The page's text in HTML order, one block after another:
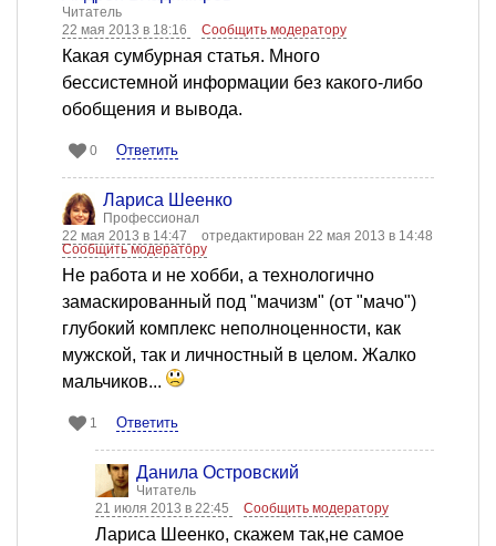
Читатель
22 мая 2013 в 18:16
Сообщить модератору
Какая сумбурная статья. Много
бессистемной информации без какого-либо
обобщения и вывода.
0 Ответить
Лариса Шеенко
Профессионал
22 мая 2013 в 14:47
отредактирован 22 мая 2013 в 14:48
Сообщить модератору
Не работа и не хобби, а технологично
замаскированный под "мачизм" (от "мачо")
глубокий комплекс неполноценности, как
мужской, так и личностный в целом. Жалко
мальчиков...
1 Ответить
Данила Островский
Читатель
21 июля 2013 в 22:45
Сообщить модератору
Лариса Шеенко, скажем так,не самое